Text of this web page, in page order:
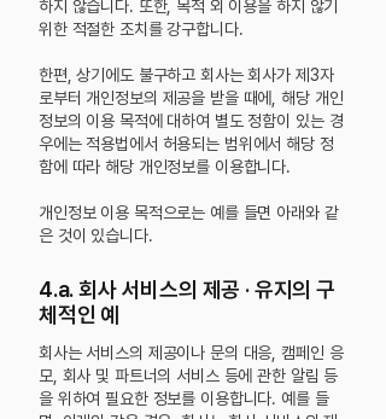
하지 않습니다. 또한, 목적 외 이용을 하지 않기
위한 적절한 조치를 강구합니다.
한편, 상기에도 불구하고 회사는 회사가 제3자
로부터 개인정보의 제공을 받을 때에, 해당 개인
정보의 이용 목적에 대하여 별도 정함이 있는 경
우에는 적용법에서 허용되는 범위에서 해당 정
함에 따라 해당 개인정보를 이용합니다.
개인정보 이용 목적으로는 예를 들면 아래와 같
은 것이 있습니다.
4.a. 회사 서비스의 제공 · 유지의 구
체적인 예
회사는 서비스의 제공이나 문의 대응, 캠페인 응
모, 회사 및 파트너의 서비스 등에 관한 알림 등
을 위하여 필요한 정보를 이용합니다. 예를 들